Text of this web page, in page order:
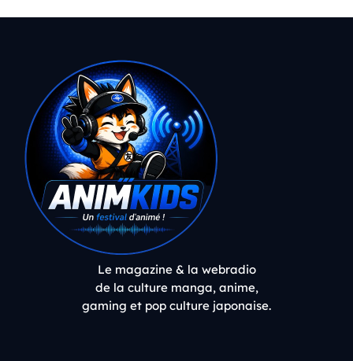
Le magazine & la webradio
de la culture manga, anime,
gaming et pop culture japonaise.